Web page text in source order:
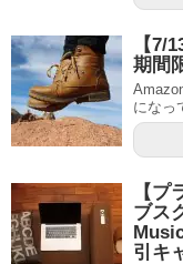
【7/
期間
になっ
【
ブス
引キ